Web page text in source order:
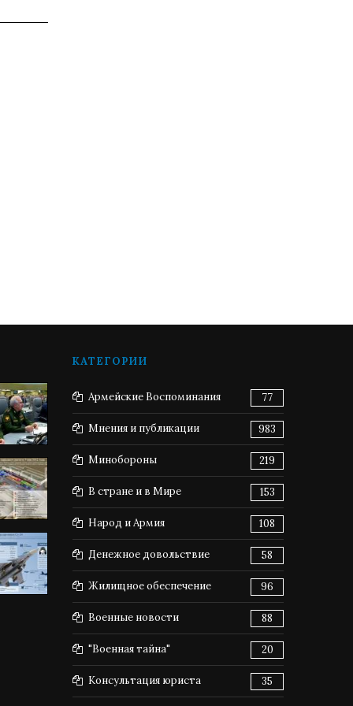
КАТЕГОРИИ
Армейские Воспоминания 77
Мнения и публикации 983
Минобороны 219
В стране и в Мире 153
Народ и Армия 108
Денежное довольствие 58
Жилищное обеспечение 96
Военные новости 88
"Военная тайна" 20
Консультация юриста 35